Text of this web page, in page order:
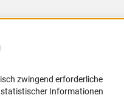
zwingend erforderliche
statistischer Informationen